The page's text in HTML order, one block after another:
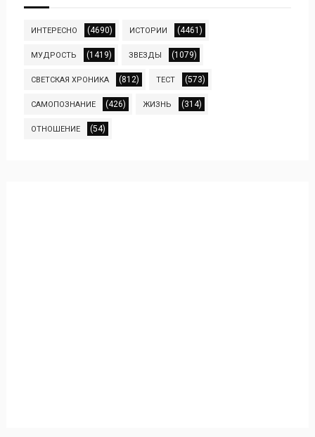
ИНТЕРЕСНО (4690) ИСТОРИИ (4461)
МУДРОСТЬ (1419) ЗВЕЗДЫ (1079)
СВЕТСКАЯ ХРОНИКА (812) ТЕСТ (573)
САМОПОЗНАНИЕ (426) ЖИЗНЬ (314)
ОТНОШЕНИЕ (54)